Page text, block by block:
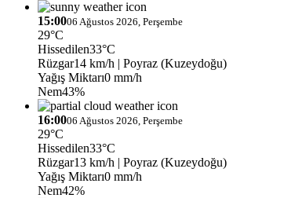
15:0006 Ağustos 2026, Perşembe
29°C
Hissedilen33°C
Rüzgar14 km/h | Poyraz (Kuzeydoğu)
Yağış Miktarı0 mm/h
Nem43%
16:0006 Ağustos 2026, Perşembe
29°C
Hissedilen33°C
Rüzgar13 km/h | Poyraz (Kuzeydoğu)
Yağış Miktarı0 mm/h
Nem42%